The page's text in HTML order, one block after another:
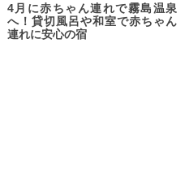
4月に赤ちゃん連れで霧島温泉
へ！貸切風呂や和室で赤ちゃん
連れに安心の宿